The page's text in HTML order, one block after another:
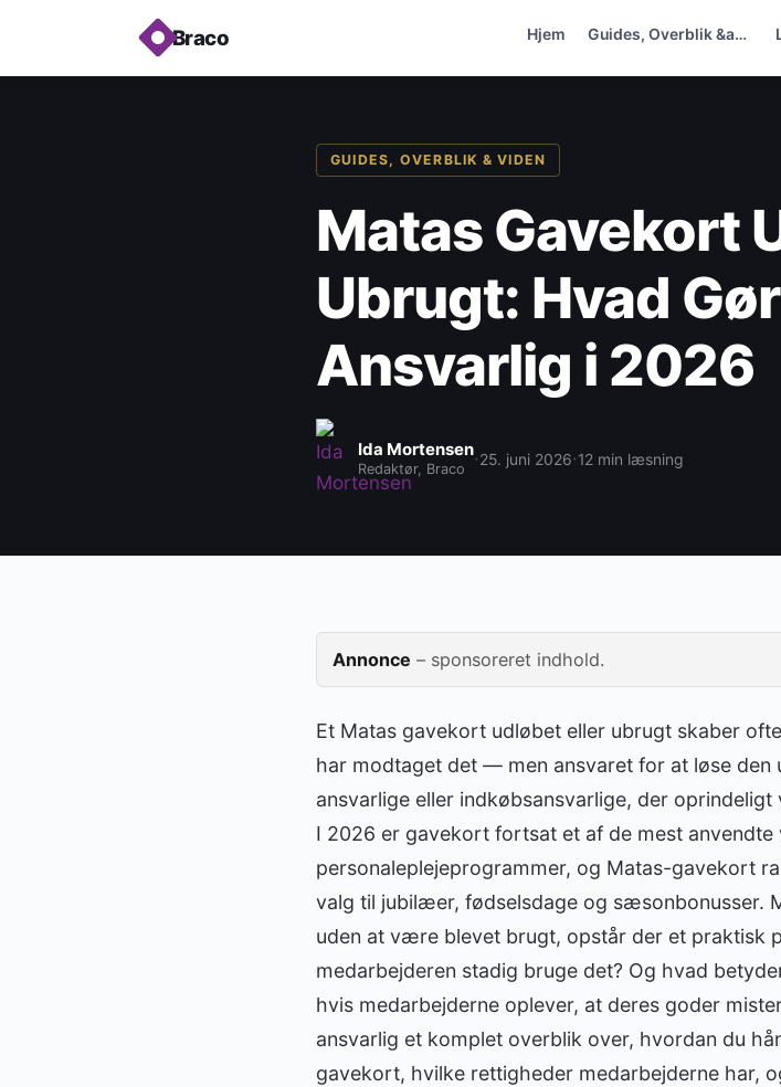
Braco Hjem Guides, Overblik &am…
GUIDES, OVERBLIK & VIDEN
Matas Gavekort
Ubrugt: Hvad
Ansvarlig i 2026
Ida Mortensen
Redaktør, Braco ·25. juni 2026·12 min læsning
Annonce – sponsoreret indhold.
Et Matas gavekort udløbet eller ubrugt skaber
har modtaget det — men ansvaret for at løse den
ansvarlige eller indkøbsansvarlige, der
I 2026 er gavekort fortsat et af de mest
personaleplejeprogrammer, og Matas-gavekort
valg til jubilæer, fødselsdage og sæsonbonusser.
uden at være blevet brugt, opstår der et praktisk
medarbejderen stadig bruge det? Og hvad
hvis medarbejderne oplever, at deres goder
ansvarlig et komplet overblik over, hvordan du
gavekort, hvilke rettigheder medarbejderne har,